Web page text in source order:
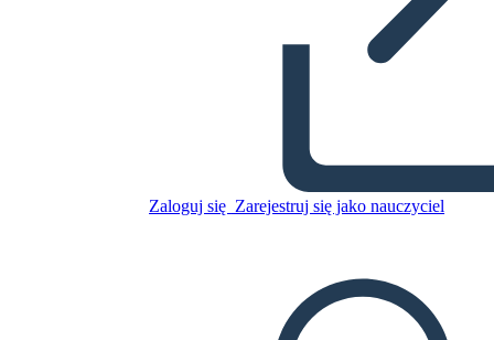
Zaloguj się Zarejestruj się jako nauczyciel
Skopiuj tę scenorys
ODTWARZANIE POKAZU SLAJDÓW
PRZECZYTAJ MI